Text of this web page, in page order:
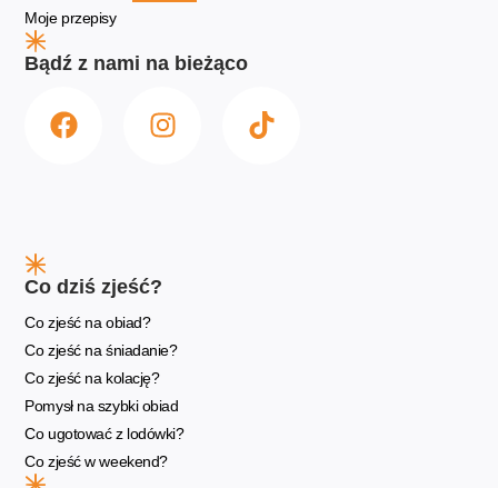
Moje przepisy
Bądź z nami na bieżąco
Co dziś zjeść?
Co zjeść na obiad?
Co zjeść na śniadanie?
Co zjeść na kolację?
Pomysł na szybki obiad
Co ugotować z lodówki?
Co zjeść w weekend?